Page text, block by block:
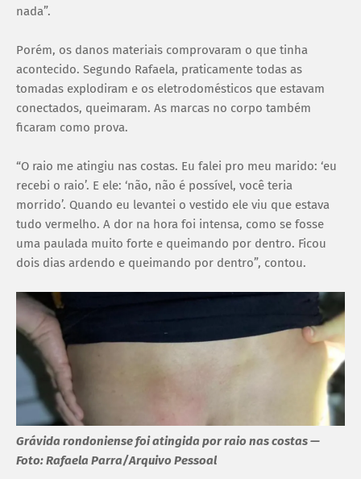
nada”.
Porém, os danos materiais comprovaram o que tinha
acontecido. Segundo Rafaela, praticamente todas as
tomadas explodiram e os eletrodomésticos que estavam
conectados, queimaram. As marcas no corpo também
ficaram como prova.
“O raio me atingiu nas costas. Eu falei pro meu marido: ‘eu
recebi o raio’. E ele: ‘não, não é possível, você teria
morrido’. Quando eu levantei o vestido ele viu que estava
tudo vermelho. A dor na hora foi intensa, como se fosse
uma paulada muito forte e queimando por dentro. Ficou
dois dias ardendo e queimando por dentro”, contou.
Grávida rondoniense foi atingida por raio nas costas —
Foto: Rafaela Parra/Arquivo Pessoal